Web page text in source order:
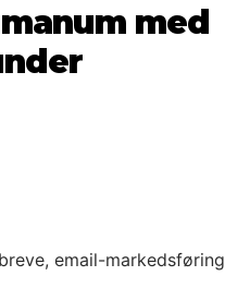
med
email-markedsføring